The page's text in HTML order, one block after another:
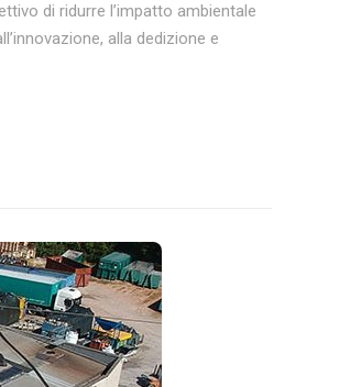
di ridurre l’impatto ambientale
alla dedizione e